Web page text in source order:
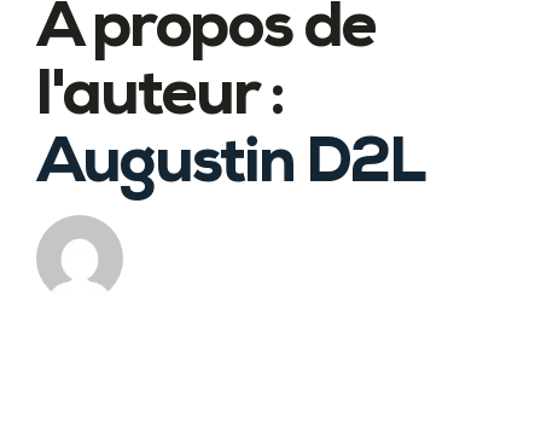
À propos de
l'auteur :
Augustin D2L